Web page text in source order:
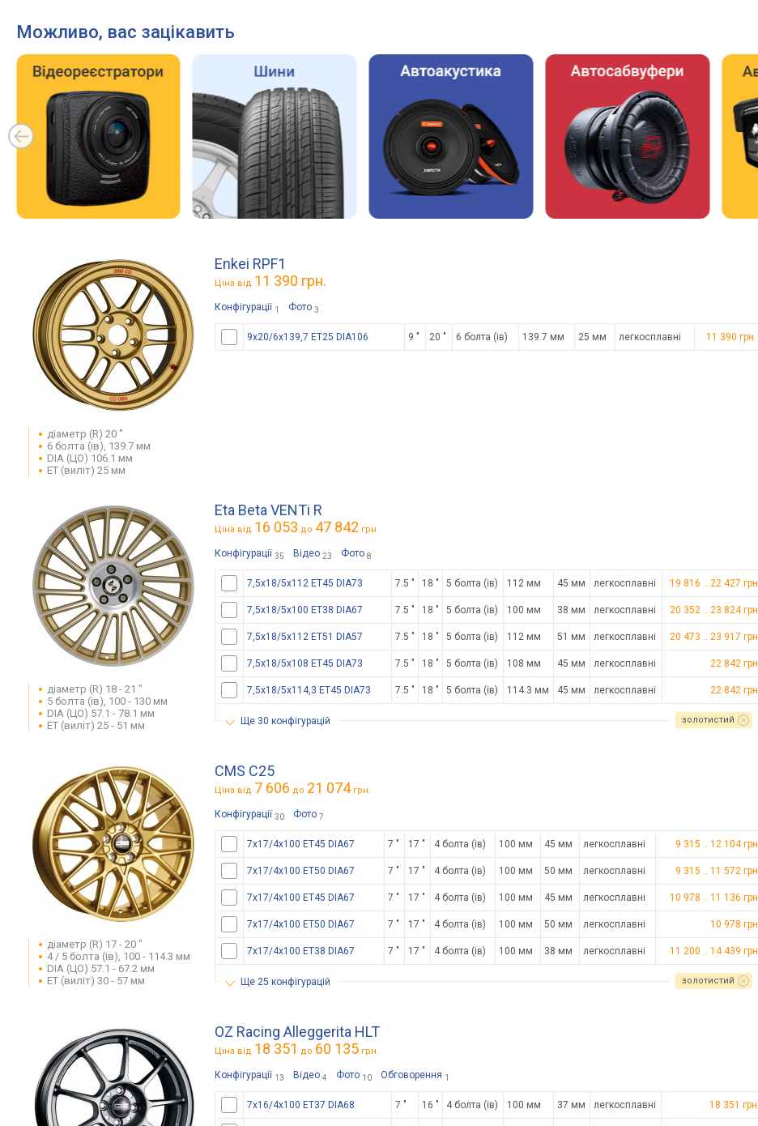
Можливо, вас зацікавить
діаметр (R) 20 "
6 болта (ів), 139.7 мм
DIA (ЦО) 106.1 мм
ET (виліт) 25 мм
Enkei RPF1
Ціна від 11 390 грн.
Конфігурації 1 Фото 3
9x20/6x139,7 ET25 DIA106 9 " 20 " 6 болта (ів) 139.7 мм 25 мм легкосплавні 11 390 грн.
діаметр (R) 18 - 21 "
5 болта (ів), 100 - 130 мм
DIA (ЦО) 57.1 - 78.1 мм
ET (виліт) 25 - 51 мм
Eta Beta VENTi R
Ціна від 16 053 до 47 842 грн.
Конфігурації 35 Відео 23 Фото 8
7,5x18/5x112 ET45 DIA73 7.5 " 18 " 5 болта (ів) 112 мм 45 мм легкосплавні 19 816 22 427 грн.
7,5x18/5x100 ET38 DIA67 7.5 " 18 " 5 болта (ів) 100 мм 38 мм легкосплавні 20 352 23 824грн.
7,5x18/5x112 ET51 DIA57 7.5 " 18 " 5 болта (ів) 112 мм 51 мм легкосплавні 20 473 23 917 грн.
7,5x18/5x108 ET45 DIA73 7.5 " 18 " 5 болта (ів) 108 мм 45 мм легкосплавні 22 842 грн.
7,5x18/5x114,3 ET45 DIA73 7.5 " 18 " 5 болта (ів) 114.3 мм 45 мм легкосплавні 22 842 грн.
ще 30 конфігурацій золотистий
діаметр (R) 17 - 20 "
4 / 5 болта (ів), 100 - 114.3 мм
DIA (ЦО) 57.1 - 67.2 мм
ET (виліт) 30 - 57 мм
CMS C25
Ціна від 7 606 до 21 074грн.
Конфігурації 30 Фото 7
7x17/4x100 ET45 DIA67 7 " 17 " 4 болта (ів) 100 мм 45 мм легкосплавні 9 315 12 104грн.
7x17/4x100 ET50 DIA67 7 " 17 " 4 болта (ів) 100 мм 50 мм легкосплавні 9 315 11 572 грн.
7x17/4x100 ET45 DIA67 7 " 17 " 4 болта (ів) 100 мм 45 мм легкосплавні 10 978 11 136 грн.
7x17/4x100 ET50 DIA67 7 " 17 " 4 болта (ів) 100 мм 50 мм легкосплавні 10 978 грн.
7x17/4x100 ET38 DIA67 7 " 17 " 4 болта (ів) 100 мм 38 мм легкосплавні 11 200 14 439 грн.
ще 25 конфігурацій золотистий
OZ Racing Alleggerita HLT
Ціна від 18 351 до 60 135 грн.
Конфігурації 13 Відео 4 Фото 10 Обговорення 1
7x16/4x100 ET37 DIA68 7 " 16 " 4 болта (ів) 100 мм 37 мм легкосплавні 18 351 грн.